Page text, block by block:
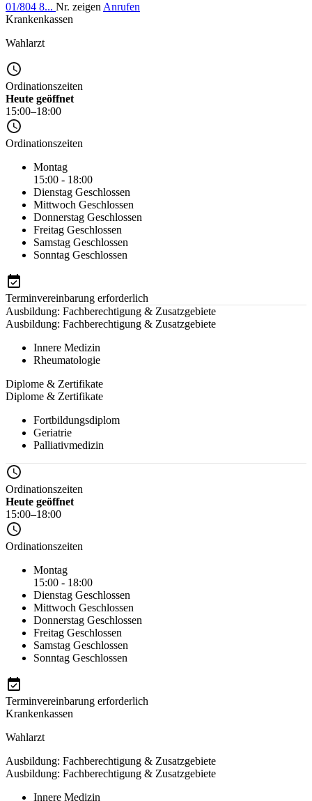
01/804 8... Nr. zeigen Anrufen
Krankenkassen
Wahlarzt
Ordinationszeiten
Heute geöffnet
15:00–18:00
Ordinationszeiten
Montag
15:00 - 18:00
Dienstag Geschlossen
Mittwoch Geschlossen
Donnerstag Geschlossen
Freitag Geschlossen
Samstag Geschlossen
Sonntag Geschlossen
Terminvereinbarung erforderlich
Ausbildung: Fachberechtigung & Zusatzgebiete
Ausbildung: Fachberechtigung & Zusatzgebiete
Innere Medizin
Rheumatologie
Diplome & Zertifikate
Diplome & Zertifikate
Fortbildungsdiplom
Geriatrie
Palliativmedizin
Ordinationszeiten
Heute geöffnet
15:00–18:00
Ordinationszeiten
Montag
15:00 - 18:00
Dienstag Geschlossen
Mittwoch Geschlossen
Donnerstag Geschlossen
Freitag Geschlossen
Samstag Geschlossen
Sonntag Geschlossen
Terminvereinbarung erforderlich
Krankenkassen
Wahlarzt
Ausbildung: Fachberechtigung & Zusatzgebiete
Ausbildung: Fachberechtigung & Zusatzgebiete
Innere Medizin